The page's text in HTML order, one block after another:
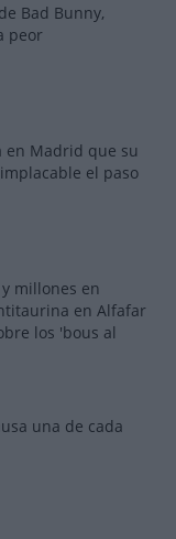
Bad Bunny,
peor
en Madrid que su
el paso
millones en
en Alfafar
los 'bous al
una de cada